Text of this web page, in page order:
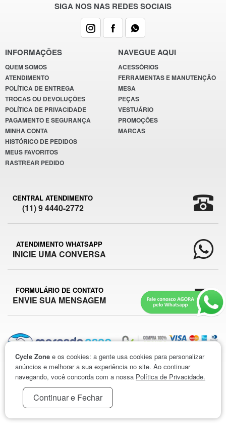
SIGA NOS NAS REDES SOCIAIS
INFORMAÇÕES
QUEM SOMOS
ATENDIMENTO
POLÍTICA DE ENTREGA
TROCAS OU DEVOLUÇÕES
POLÍTICA DE PRIVACIDADE
PAGAMENTO E SEGURANÇA
MINHA CONTA
HISTÓRICO DE PEDIDOS
MEUS FAVORITOS
RASTREAR PEDIDO
NAVEGUE AQUI
ACESSÓRIOS
FERRAMENTAS E MANUTENÇÃO
MESA
PEÇAS
VESTUÁRIO
PROMOÇÕES
MARCAS
CENTRAL ATENDIMENTO
(11) 9 4440-2772
ATENDIMENTO WHATSAPP
INICIE UMA CONVERSA
FORMULÁRIO DE CONTATO
ENVIE SUA MENSAGEM
CYCLE ZONE © 2026
FB2W COMÉRCIO DE PRODUTOS ESPORTIVOS E VARIEDADES LTDA /
Cycle Zone e os cookies: a gente usa cookies para personalizar
anúncios e melhorar a sua experiência no site. Ao continuar
navegando, você concorda com a nossa Política de Privacidade.
Continuar e Fechar